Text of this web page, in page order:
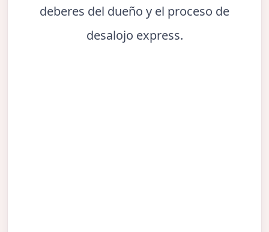
deberes del dueño y el proceso de
desalojo express.